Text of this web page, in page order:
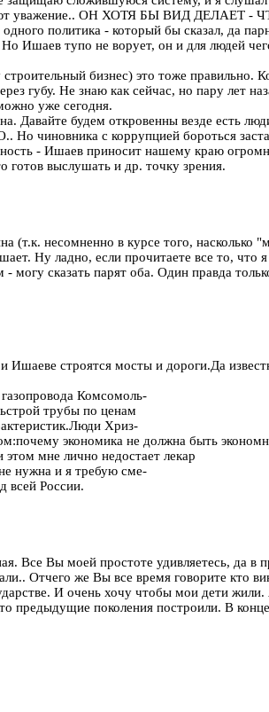
уважение.. ОН ХОТЯ БЫ ВИД ДЕЛАЕТ -
политика - который бы сказал, да
Ишаев тупо не ворует, он и для людей
бизнес) это тоже правильно.
губу. Не знаю как сейчас, но пару лет
уже сегодня.
Давайте будем откровенны везде есть
чиновника с коррупцией бороться
приносит нашему краю огромную
готов выслушать и др. точку зрения.
несомненно в курсе того,
Ну ладно, если прочитаете все то, что
сказать парят оба. Один правда
строятся мосты и дороги.Да
Комсомоль-
трубы по ценам
Хриз-
экономика не должна быть
мне лично недостает лекар
нужна и я требую сме-
всей России.
Все Вы моей простоте удивляетесь, да
Отчего же Вы все время говорите кто
И очень хочу чтобы мои дети
предыдущие поколения построили. В